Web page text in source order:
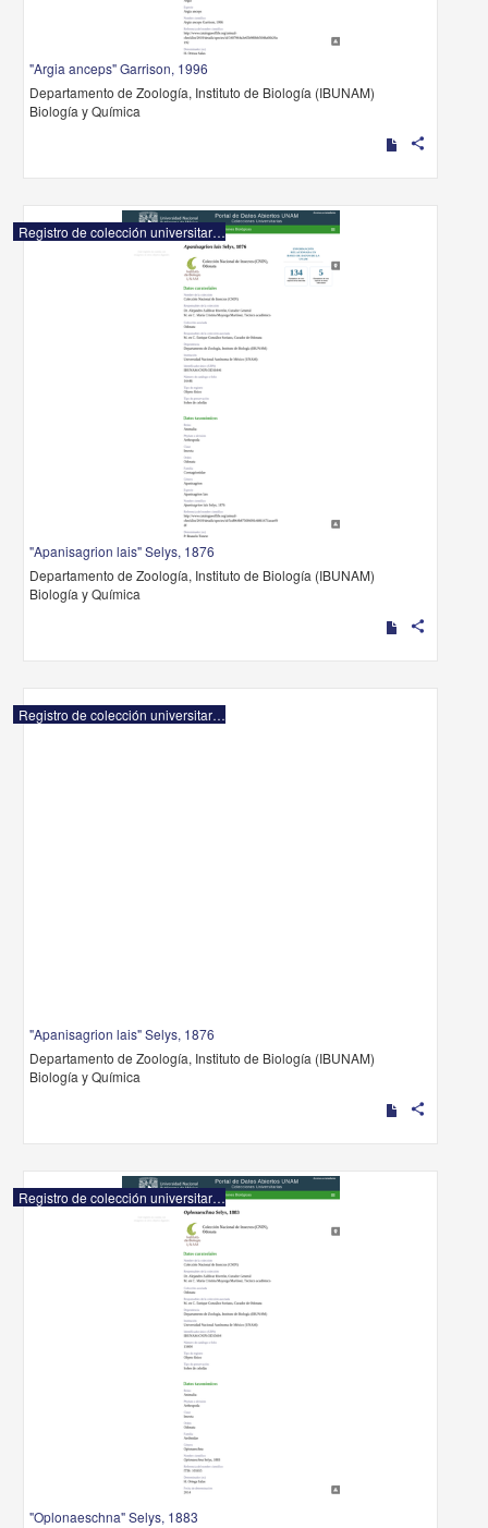
"Argia anceps" Garrison, 1996
Departamento de Zoología, Instituto de Biología (IBUNAM)
Biología y Química
share
Registro de colección universitaria
"Apanisagrion lais" Selys, 1876
Departamento de Zoología, Instituto de Biología (IBUNAM)
Biología y Química
share
Registro de colección universitaria
"Apanisagrion lais" Selys, 1876
Departamento de Zoología, Instituto de Biología (IBUNAM)
Biología y Química
share
Registro de colección universitaria
"Oplonaeschna" Selys, 1883